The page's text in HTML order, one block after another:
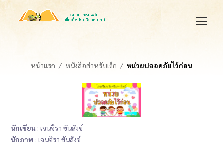
หน้าแรก หนังสือสำหรับเด็ก หน่วยปลอดภัยไว้ก่อน
นักเขียน : เจนจิรา ขันสังข์
นักภาพ : เจนจิรา ขันสังข์